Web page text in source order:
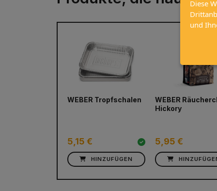
WEBER Tropfschalen
5,15 €
HINZUFÜGEN
WEBER
Hickory
5,95 €
prev
Diese
und